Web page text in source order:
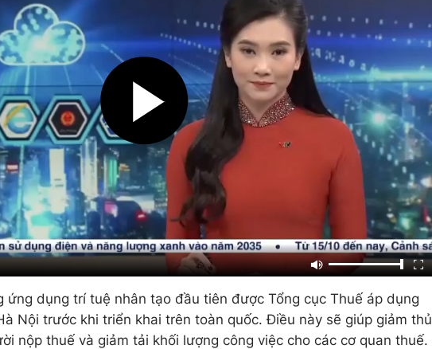
ứng dụng trí tuệ nhân tạo đầu tiên được Tổng cục Thuế áp dụng
Nội trước khi triển khai trên toàn quốc. Điều này sẽ giúp giảm thủ
nộp thuế và giảm tải khối lượng công việc cho các cơ quan thuế.